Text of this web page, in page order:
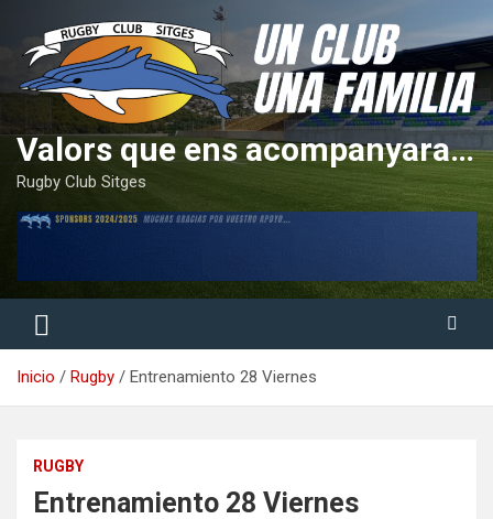
contenido
Valors que ens acompanyaran tota la vida
Rugby Club Sitges
Inicio Rugby Entrenamiento 28 Viernes
RUGBY
Entrenamiento 28 Viernes